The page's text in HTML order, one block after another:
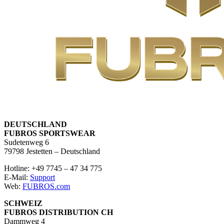
DEUTSCHLAND
FUBROS SPORTSWEAR
Sudetenweg 6
79798 Jestetten – Deutschland
Hotline: +49 7745 – 47 34 775
E-Mail: Support
Web: FUBROS.com
SCHWEIZ
FUBROS DISTRIBUTION CH
Dammweg 4